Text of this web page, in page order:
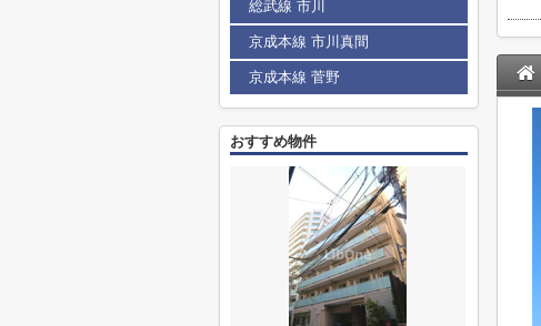
総武線 市川
京成本線 市川真間
京成本線 菅野
おすすめ物件